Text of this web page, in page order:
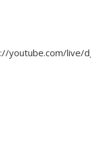
youtube.com/live/